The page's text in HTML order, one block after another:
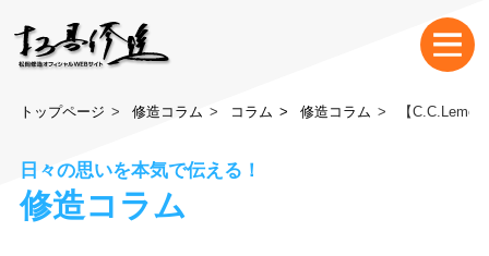
トップページ 修造コラム コラム 修造コラム 【
日々の思いを本気で伝える！
修造コラム